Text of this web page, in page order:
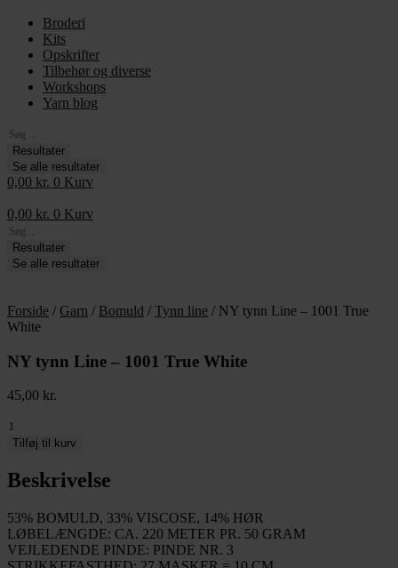
Broderi
Kits
Opskrifter
Tilbehør og diverse
Workshops
Yarn blog
Search
...Resultater
Se alle resultater
0,00 kr. 0 Kurv
0,00 kr. 0 Kurv
Search
...Resultater
Se alle resultater
Forside / Garn / Bomuld / Tynn line / NY tynn Line – 1001 True
White
NY tynn Line – 1001 True White
45,00 kr.
NY
tynn
-
1001
White
antal
Tilføj til kurv
Beskrivelse
53% BOMULD, 33% VISCOSE, 14% HØR
LØBELÆNGDE: CA. 220 METER PR. 50 GRAM
VEJLEDENDE PINDE: PINDE NR. 3